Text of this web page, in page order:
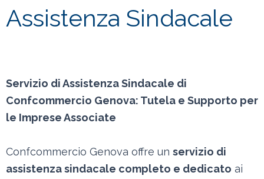
Assistenza Sindacale
Servizio di Assistenza Sindacale di
Confcommercio Genova: Tutela e Supporto per
le Imprese Associate
Confcommercio Genova offre un servizio di
assistenza sindacale completo e dedicato ai